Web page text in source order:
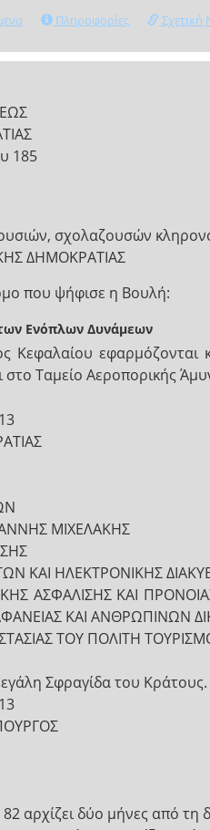
Πληροφορίες
185
σχολαζουσών
ΔΗΜΟΚΡΑΤΙΑΣ
που ψήφισε η Βουλή:
Ενόπλων Δυνάμεων
Κεφαλαίου εφαρμόζονται
στο Ταμείο Αεροπορικής
ΜΙΧΕΛΑΚΗΣ
ΚΑΙ ΗΛΕΚΤΡΟΝΙΚΗΣ
ΑΣΦΑΛΙΣΗΣ ΚΑΙ
ΚΑΙ
ΤΟΥ ΠΟΛΙΤΗ
Σφραγίδα του Κράτους.
αρχίζει δύο μήνες από